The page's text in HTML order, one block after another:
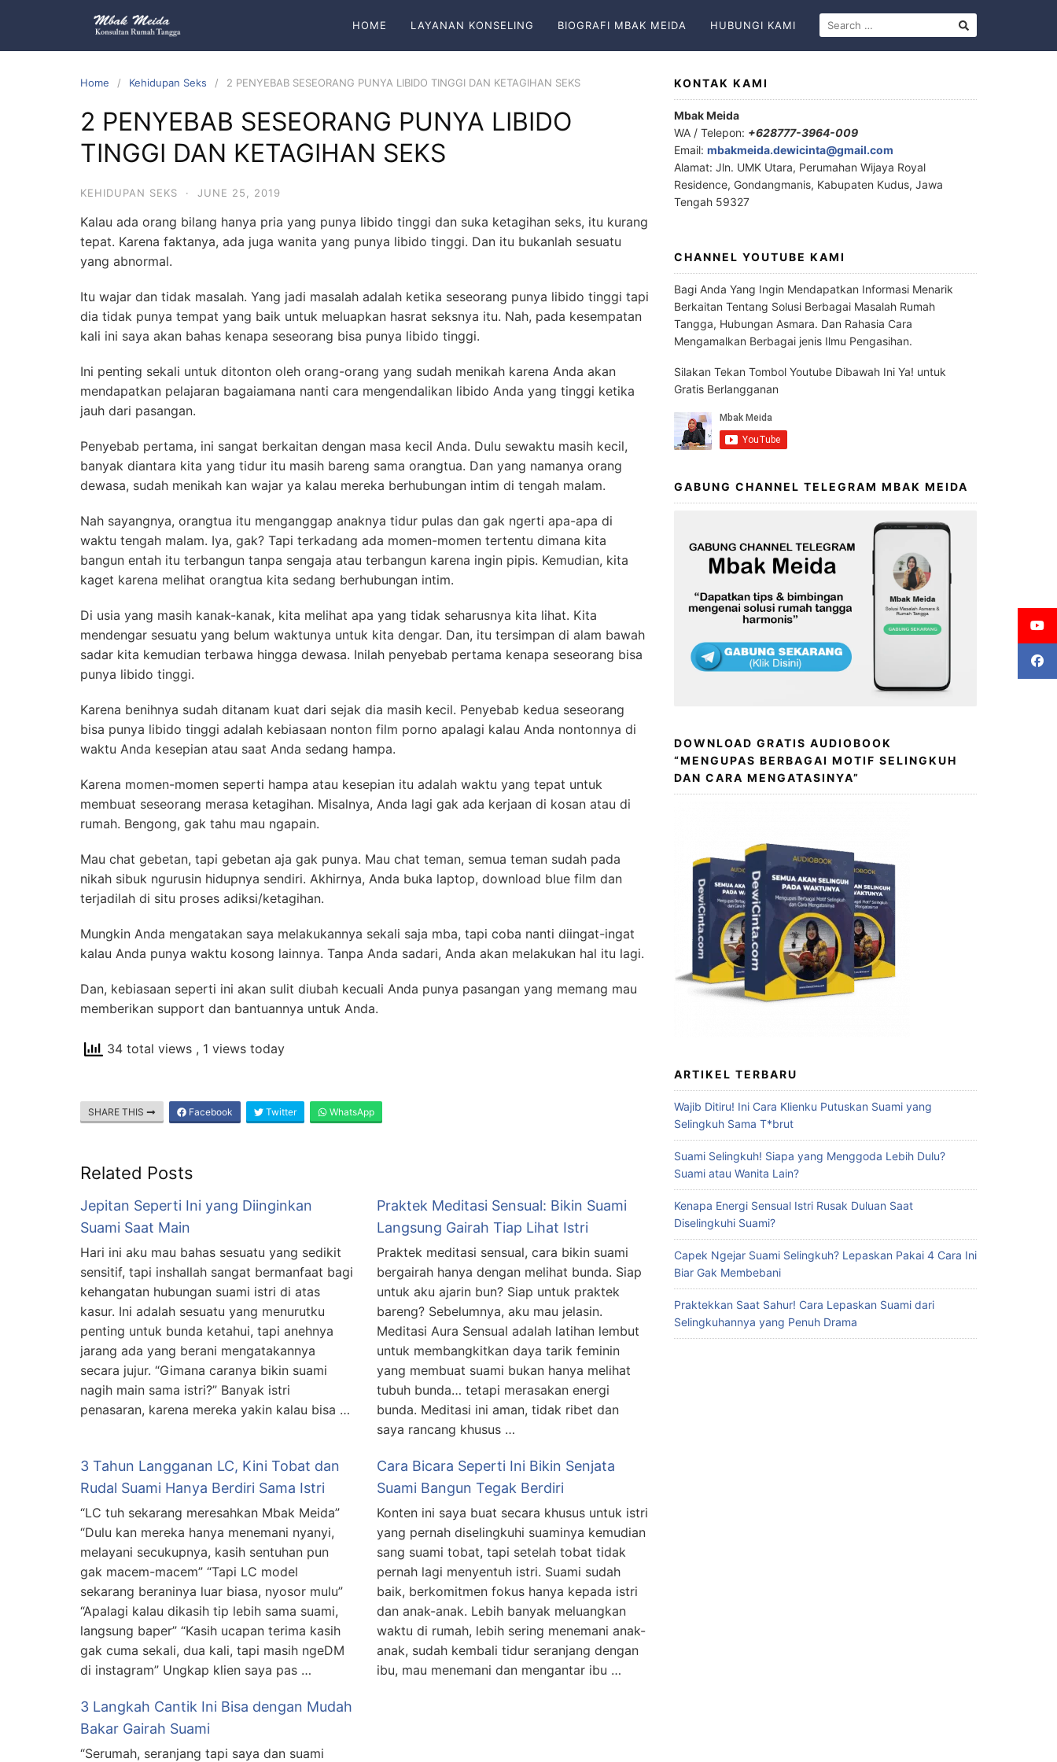
HOME LAYANAN KONSELING BIOGRAFI MBAK MEIDA HUBUNGI KAMI
Home Kehidupan Seks 2 PENYEBAB SESEORANG PUNYA LIBIDO TINGGI DAN KETAGIHAN SEKS
2 PENYEBAB SESEORANG PUNYA LIBIDO
TINGGI DAN KETAGIHAN SEKS
KEHIDUPAN SEKS · JUNE 25, 2019
Kalau ada orang bilang hanya pria yang punya libido tinggi dan suka ketagihan seks, itu kurang
tepat. Karena faktanya, ada juga wanita yang punya libido tinggi. Dan itu bukanlah sesuatu
yang abnormal.
Itu wajar dan tidak masalah. Yang jadi masalah adalah ketika seseorang punya libido tinggi tapi
dia tidak punya tempat yang baik untuk meluapkan hasrat seksnya itu. Nah, pada kesempatan
kali ini saya akan bahas kenapa seseorang bisa punya libido tinggi.
Ini penting sekali untuk ditonton oleh orang-orang yang sudah menikah karena Anda akan
mendapatkan pelajaran bagaiamana nanti cara mengendalikan libido Anda yang tinggi ketika
jauh dari pasangan.
Penyebab pertama, ini sangat berkaitan dengan masa kecil Anda. Dulu sewaktu masih kecil,
banyak diantara kita yang tidur itu masih bareng sama orangtua. Dan yang namanya orang
dewasa, sudah menikah kan wajar ya kalau mereka berhubungan intim di tengah malam.
Nah sayangnya, orangtua itu menganggap anaknya tidur pulas dan gak ngerti apa-apa di
waktu tengah malam. Iya, gak? Tapi terkadang ada momen-momen tertentu dimana kita
bangun entah itu terbangun tanpa sengaja atau terbangun karena ingin pipis. Kemudian, kita
kaget karena melihat orangtua kita sedang berhubungan intim.
Di usia yang masih kanak-kanak, kita melihat apa yang tidak seharusnya kita lihat. Kita
mendengar sesuatu yang belum waktunya untuk kita dengar. Dan, itu tersimpan di alam bawah
sadar kita kemudian terbawa hingga dewasa. Inilah penyebab pertama kenapa seseorang bisa
punya libido tinggi.
Karena benihnya sudah ditanam kuat dari sejak dia masih kecil. Penyebab kedua seseorang
bisa punya libido tinggi adalah kebiasaan nonton film porno apalagi kalau Anda nontonnya di
waktu Anda kesepian atau saat Anda sedang hampa.
Karena momen-momen seperti hampa atau kesepian itu adalah waktu yang tepat untuk
membuat seseorang merasa ketagihan. Misalnya, Anda lagi gak ada kerjaan di kosan atau di
rumah. Bengong, gak tahu mau ngapain.
Mau chat gebetan, tapi gebetan aja gak punya. Mau chat teman, semua teman sudah pada
nikah sibuk ngurusin hidupnya sendiri. Akhirnya, Anda buka laptop, download blue film dan
terjadilah di situ proses adiksi/ketagihan.
Mungkin Anda mengatakan saya melakukannya sekali saja mba, tapi coba nanti diingat-ingat
kalau Anda punya waktu kosong lainnya. Tanpa Anda sadari, Anda akan melakukan hal itu lagi.
Dan, kebiasaan seperti ini akan sulit diubah kecuali Anda punya pasangan yang memang mau
memberikan support dan bantuannya untuk Anda.
34 total views , 1 views today
SHARE THIS Facebook Twitter WhatsApp
Related Posts
Jepitan Seperti Ini yang Diinginkan
Suami Saat Main
Hari ini aku mau bahas sesuatu yang sedikit
sensitif, tapi inshallah sangat bermanfaat bagi
kehangatan hubungan suami istri di atas
kasur. Ini adalah sesuatu yang menurutku
penting untuk bunda ketahui, tapi anehnya
jarang ada yang berani mengatakannya
secara jujur. “Gimana caranya bikin suami
nagih main sama istri?” Banyak istri
penasaran, karena mereka yakin kalau bisa …
Praktek Meditasi Sensual: Bikin Suami
Langsung Gairah Tiap Lihat Istri
Praktek meditasi sensual, cara bikin suami
bergairah hanya dengan melihat bunda. Siap
untuk aku ajarin bun? Siap untuk praktek
bareng? Sebelumnya, aku mau jelasin.
Meditasi Aura Sensual adalah latihan lembut
untuk membangkitkan daya tarik feminin
yang membuat suami bukan hanya melihat
tubuh bunda… tetapi merasakan energi
bunda. Meditasi ini aman, tidak ribet dan
saya rancang khusus …
3 Tahun Langganan LC, Kini Tobat dan
Rudal Suami Hanya Berdiri Sama Istri
“LC tuh sekarang meresahkan Mbak Meida”
“Dulu kan mereka hanya menemani nyanyi,
melayani secukupnya, kasih sentuhan pun
gak macem-macem” “Tapi LC model
sekarang beraninya luar biasa, nyosor mulu”
“Apalagi kalau dikasih tip lebih sama suami,
langsung baper” “Kasih ucapan terima kasih
gak cuma sekali, dua kali, tapi masih ngeDM
di instagram” Ungkap klien saya pas …
Cara Bicara Seperti Ini Bikin Senjata
Suami Bangun Tegak Berdiri
Konten ini saya buat secara khusus untuk istri
yang pernah diselingkuhi suaminya kemudian
sang suami tobat, tapi setelah tobat tidak
pernah lagi menyentuh istri. Suami sudah
baik, berkomitmen fokus hanya kepada istri
dan anak-anak. Lebih banyak meluangkan
waktu di rumah, lebih sering menemani anak-
anak, sudah kembali tidur seranjang dengan
ibu, mau menemani dan mengantar ibu …
3 Langkah Cantik Ini Bisa dengan Mudah
Bakar Gairah Suami
“Serumah, seranjang tapi saya dan suami
KONTAK KAMI
Mbak Meida
WA / Telepon: +628777-3964-009
Email: mbakmeida.dewicinta@gmail.com
Alamat: Jln. UMK Utara, Perumahan Wijaya Royal
Residence, Gondangmanis, Kabupaten Kudus, Jawa
Tengah 59327
CHANNEL YOUTUBE KAMI
Bagi Anda Yang Ingin Mendapatkan Informasi Menarik
Berkaitan Tentang Solusi Berbagai Masalah Rumah
Tangga, Hubungan Asmara. Dan Rahasia Cara
Mengamalkan Berbagai jenis Ilmu Pengasihan.
Silakan Tekan Tombol Youtube Dibawah Ini Ya! untuk
Gratis Berlangganan
GABUNG CHANNEL TELEGRAM MBAK MEIDA
DOWNLOAD GRATIS AUDIOBOOK
“MENGUPAS BERBAGAI MOTIF SELINGKUH
DAN CARA MENGATASINYA”
ARTIKEL TERBARU
Wajib Ditiru! Ini Cara Klienku Putuskan Suami yang
Selingkuh Sama T*brut
Suami Selingkuh! Siapa yang Menggoda Lebih Dulu?
Suami atau Wanita Lain?
Kenapa Energi Sensual Istri Rusak Duluan Saat
Diselingkuhi Suami?
Capek Ngejar Suami Selingkuh? Lepaskan Pakai 4 Cara Ini
Biar Gak Membebani
Praktekkan Saat Sahur! Cara Lepaskan Suami dari
Selingkuhannya yang Penuh Drama